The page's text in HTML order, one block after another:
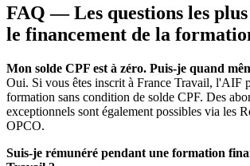
FAQ — Les questions les plus
le financement de la
Mon solde CPF est à zéro. Puis-je quand
Oui. Si vous êtes inscrit à France Travail, l'AIF
formation sans condition de solde CPF. Des
exceptionnels sont également possibles via les
OPCO.
Suis-je rémunéré pendant une formation